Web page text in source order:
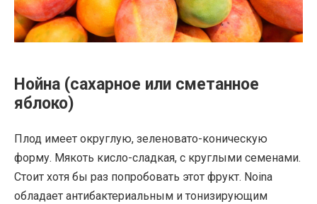
Нойна (сахарное или сметанное
яблоко)
Плод имеет округлую, зеленовато-коническую
форму. Мякоть кисло-сладкая, с круглыми семенами.
Стоит хотя бы раз попробовать этот фрукт. Noina
обладает антибактериальным и тонизирующим